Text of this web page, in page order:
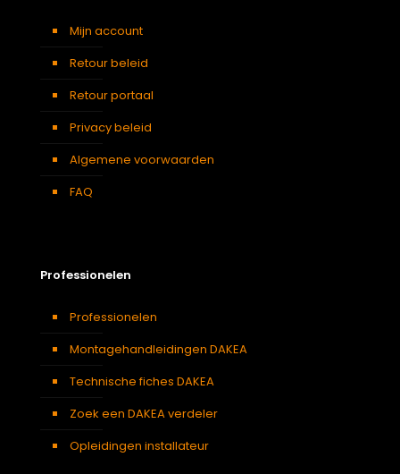
Mijn account
Retour beleid
Retour portaal
Privacy beleid
Algemene voorwaarden
FAQ
Professionelen
Professionelen
Montagehandleidingen DAKEA
Technische fiches DAKEA
Zoek een DAKEA verdeler
Opleidingen installateur